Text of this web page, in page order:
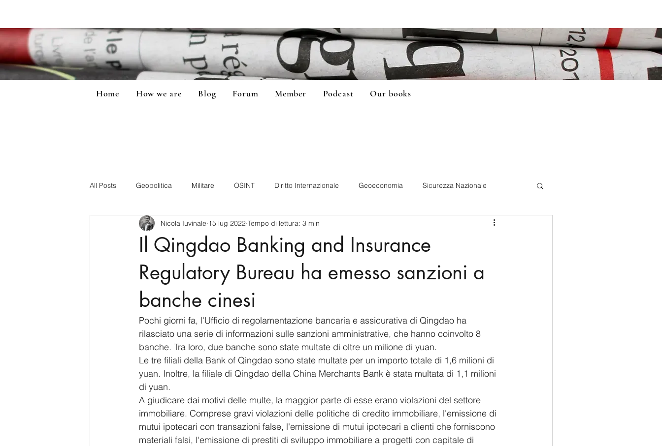
Home How we are Blog Forum Member Podcast Our books
All Posts Geopolitica Militare OSINT Diritto Internazionale Geoeconomia Sicurezza Nazionale
CyberSecurity Information Tecnology America-Latina e Caraibi (LAC)
Giappone Corea del Sud
Australia Germania Europa
Polo Nord
Il Qingdao Banking and Insurance
Regulatory Bureau ha emesso sanzioni a
banche cinesi
Nicola Iuvinale 15 lug 2022 Tempo di lettura: 3 min
Pochi giorni fa, l'Ufficio di regolamentazione bancaria e assicurativa di Qingdao ha
rilasciato una serie di informazioni sulle sanzioni amministrative, che hanno coinvolto 8
banche. Tra loro, due banche sono state multate di oltre un milione di yuan.
Le tre filiali della Bank of Qingdao sono state multate per un importo totale di 1,6 milioni di
yuan. Inoltre, la filiale di Qingdao della China Merchants Bank è stata multata di 1,1 milioni
di yuan.
A giudicare dai motivi delle multe, la maggior parte di esse erano violazioni del settore
immobiliare. Comprese gravi violazioni delle politiche di credito immobiliare, l'emissione di
mutui ipotecari con transazioni false, l'emissione di mutui ipotecari a clienti che forniscono
materiali falsi, l'emissione di prestiti di sviluppo immobiliare a progetti con capitale di